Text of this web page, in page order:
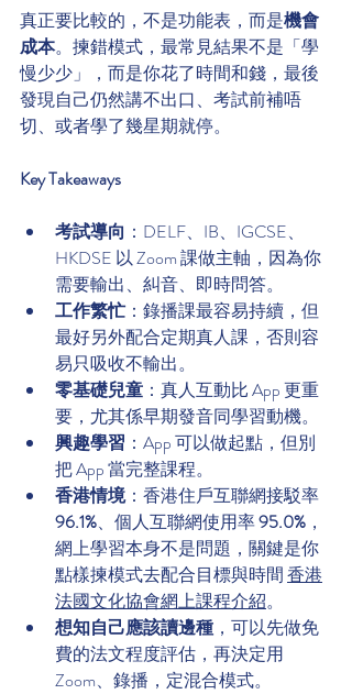
真正要比較的，不是功能表，而是機會
成本。揀錯模式，最常見結果不是「學
慢少少」，而是你花了時間和錢，最後
發現自己仍然講不出口、考試前補唔
切、或者學了幾星期就停。
Key Takeaways
考試導向 ：DELF、IB、IGCSE、
HKDSE 以 Zoom 課做主軸，因為你
需要輸出、糾音、即時問答。
工作繁忙：錄播課最容易持續，但
最好另外配合定期真人課，否則容
易只吸收不輸出。
零基礎兒童 ：真人互動比 App 更重
要，尤其係早期發音同學習動機。
興趣學習 ：App 可以做起點，但別
把 App 當完整課程。
香港情境：香港住戶互聯網接駁率
96.1%、個人互聯網使用率 95.0% ，
網上學習本身不是問題，關鍵是你
點樣揀模式去配合目標與時間 香港
法國文化協會網上課程介紹。
想知自己應該讀邊種，可以先做免
費的法文程度評估，再決定用
Zoom、錄播，定混合模式。